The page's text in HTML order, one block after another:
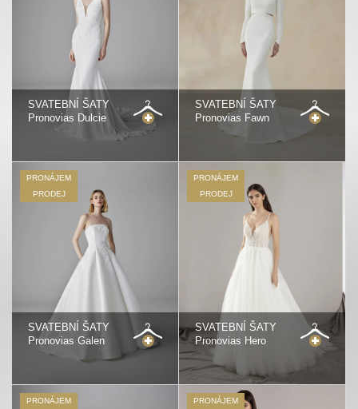
SVATEBNÍ ŠATY
Pronovias Dulcie
SVATEBNÍ ŠATY
Pronovias Fawn
PRONÁJEM
PRODEJ
SVATEBNÍ ŠATY
Pronovias Galen
PRONÁJEM
PRODEJ
SVATEBNÍ ŠATY
Pronovias Hero
PRONÁJEM
PRONÁJEM